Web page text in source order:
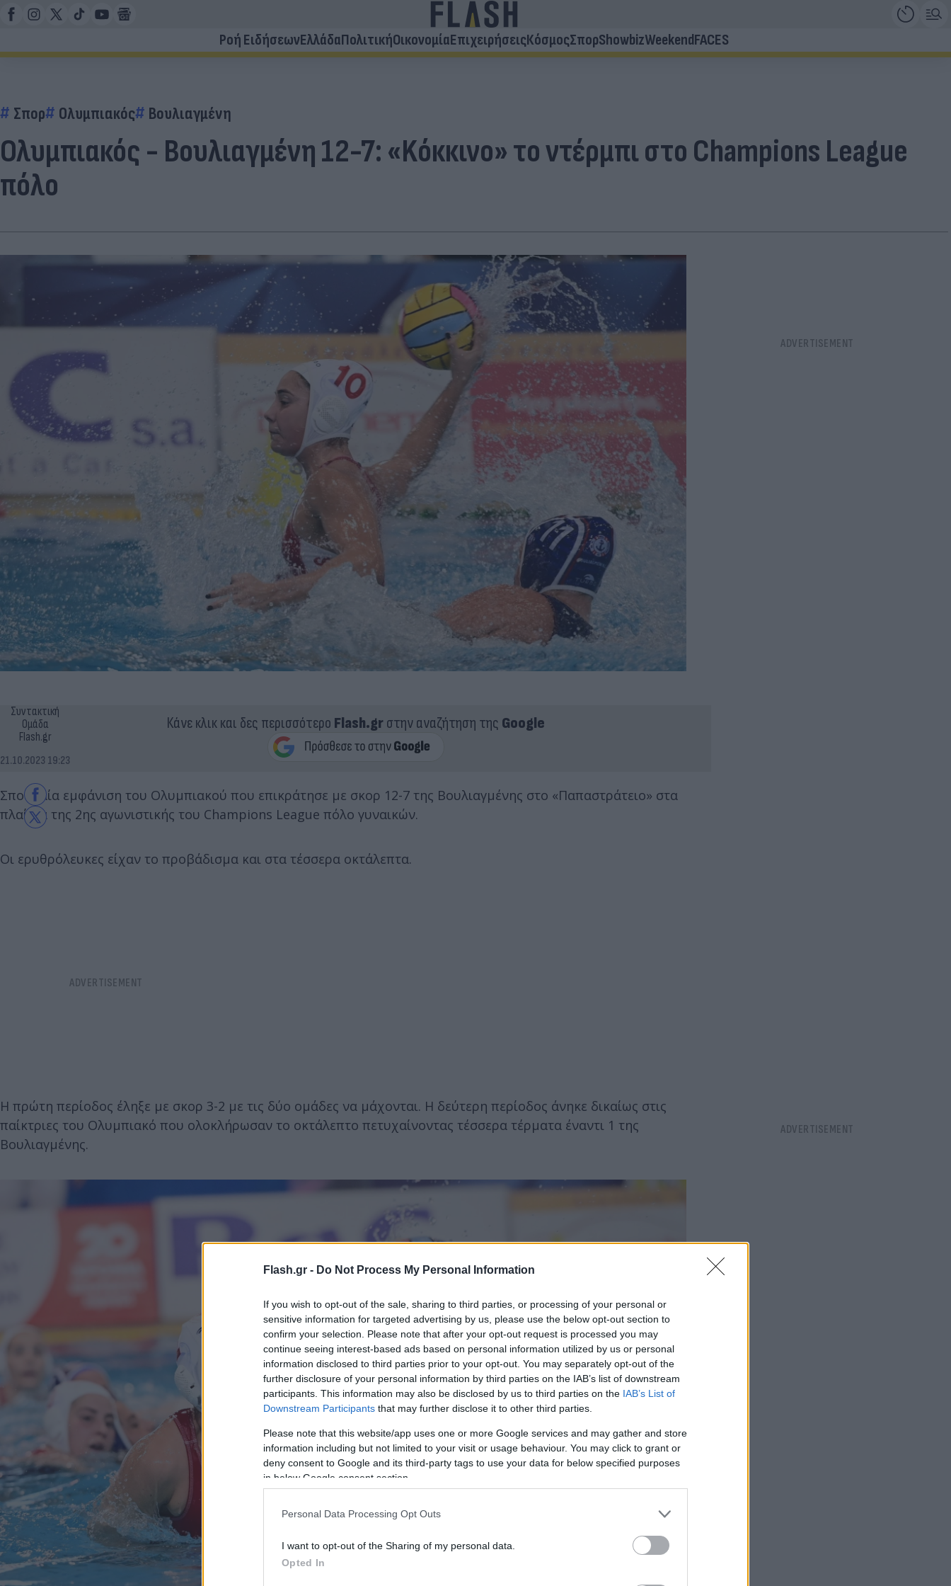
Flash.gr - Do Not Process My Personal Information
If you wish to opt-out of the sale, sharing to third parties, or processing of your personal or
sensitive information for targeted advertising by us, please use the below opt-out section to
confirm your selection. Please note that after your opt-out request is processed you may
continue seeing interest-based ads based on personal information utilized by us or personal
information disclosed to third parties prior to your opt-out. You may separately opt-out of the
further disclosure of your personal information by third parties on the IAB’s list of downstream
participants. This information may also be disclosed by us to third parties on the IAB’s List of
Downstream Participants that may further disclose it to other third parties.
Please note that this website/app uses one or more Google services and may gather and store
information including but not limited to your visit or usage behaviour. You may click to grant or
deny consent to Google and its third-party tags to use your data for below specified purposes
in below Google consent section.
Personal Data Processing Opt Outs
I want to opt-out of the Sharing of my personal data.
Opted In
Ροή ΕιδήσεωνΕλλάδαΠολιτικήΟικονομίαΕπιχειρήσειςΚόσμοςΣπορShowbizWeekendFACES
Σπορ Ολυμπιακός Βουλιαγμένη
Ολυμπιακός - Βουλιαγμένη 12-7: «Kόκκινο» το ντέρμπι στο Champions League
πόλο
Συντακτική
Ομάδα
Flash.gr
21.10.2023 19:23
Κάνε κλικ και δες περισσότερο Flash.grστην αναζήτηση της Google
Σπουδαία εμφάνιση του Ολυμπιακού που επικράτησε με σκορ 12-7 της Βουλιαγμένης στο «Παπαστράτειο» στα
πλαίσια της 2ης αγωνιστικής του Champions League πόλο γυναικών.
Οι ερυθρόλευκες είχαν το προβάδισμα και στα τέσσερα οκτάλεπτα.
Η πρώτη περίοδος έληξε με σκορ 3-2 με τις δύο ομάδες να μάχονται. Η δεύτερη περίοδος άνηκε δικαίως στις
παίκτριες του Ολυμπιακό που ολοκλήρωσαν το οκτάλεπτο πετυχαίνοντας τέσσερα τέρματα έναντι 1 της
Βουλιαγμένης.